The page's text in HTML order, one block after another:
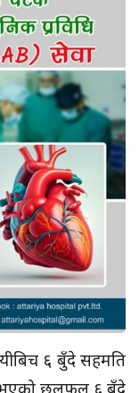
६ बुँदे सहमति